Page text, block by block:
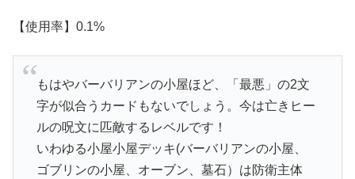
【使用率】0.1%
もはやバーバリアンの小屋ほど、「最悪」の2文
字が似合うカードもないでしょう。今は亡きヒー
ルの呪文に匹敵するレベルです！
いわゆる小屋小屋デッキ(バーバリアンの小屋、
ゴブリンの小屋、オーブン、墓石）は防衛主体